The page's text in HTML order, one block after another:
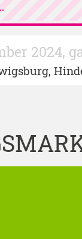
2024,
,